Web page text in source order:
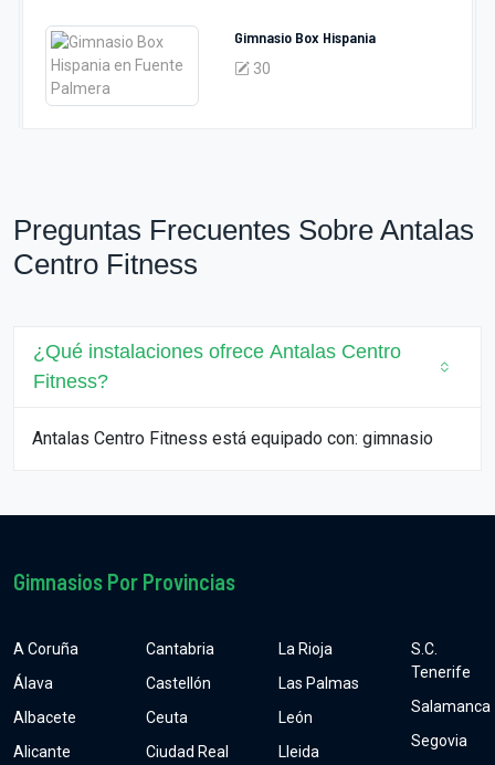
Gimnasio Box Hispania
30
Preguntas Frecuentes Sobre Antalas
Centro Fitness
¿Qué instalaciones ofrece Antalas Centro
Fitness?
Antalas Centro Fitness está equipado con: gimnasio
Gimnasios Por Provincias
A Coruña
Álava
Albacete
Alicante
Cantabria
Castellón
Ceuta
Ciudad Real
La Rioja
Las Palmas
León
Lleida
S.C.
Tenerife
Salamanca
Segovia